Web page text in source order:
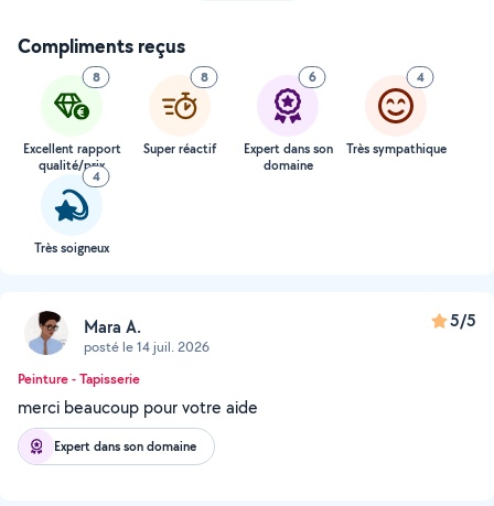
Compliments reçus
8
Excellent rapport
qualité/prix
8
Super réactif
6
Expert dans son
domaine
4
Très sympathique
4
Très soigneux
Mara A.
posté le 14 juil. 2026
5/5
Peinture - Tapisserie
merci beaucoup pour votre aide
Expert dans son domaine